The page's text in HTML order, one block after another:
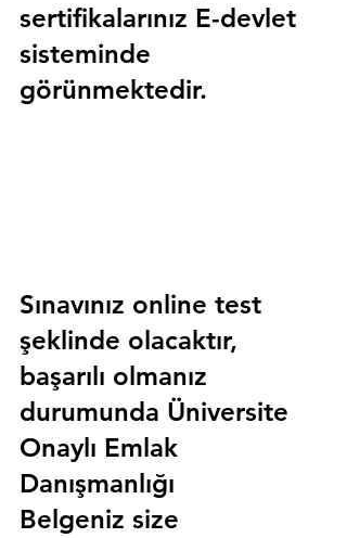
sertifikalarınız E-devlet
sisteminde
görünmektedir.
Sınavınız online test
şeklinde olacaktır,
başarılı olmanız
durumunda Üniversite
Onaylı Emlak
Danışmanlığı
Belgeniz size